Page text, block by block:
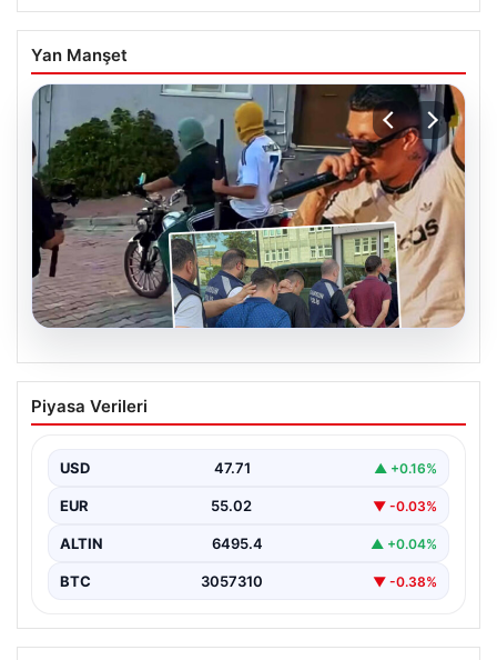
Yan Manşet
06.08.2026
Rapçi Keskin’in Klip Çekimindeki Silah
Kullanımı Nedeniyle Gözaltı
adıyla bilinen rap müzik sanatçısı Yüşa Keskin, klip…
Piyasa Verileri
USD 47.71 ▲ +0.16%
EUR 55.02 ▼ -0.03%
ALTIN 6495.4 ▲ +0.04%
BTC 3057310 ▼ -0.38%